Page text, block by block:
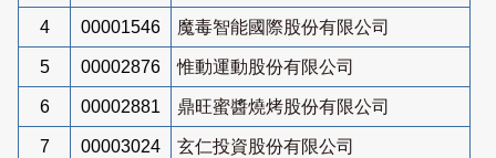
4 00001546 魔毒智能國際股份有限公司
5 00002876 惟動運動股份有限公司
6 00002881 鼎旺蜜醬燒烤股份有限公司
7 00003024 玄仁投資股份有限公司